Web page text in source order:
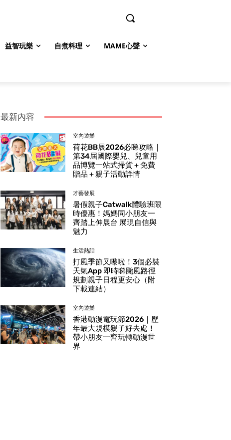
益智玩樂 自煮料理 MAME心聲
最新內容
室內遊樂
荷花BB展2026必睇攻略｜
第34屆國際嬰兒、兒童用
品博覽一站式掃貨＋免費
贈品＋親子活動詳情
才藝發展
暑假親子Catwalk體驗班限
時優惠！媽媽同小朋友一
齊踏上伸展台 展現自信與
魅力
生活熱話
打風季節又嚟啦！3個必裝
天氣App 即時睇颱風路徑
規劃親子日程更安心（附
下載連結）
室內遊樂
香港動漫電玩節2026｜歷
年最大規模親子好去處！
帶小朋友一齊玩轉動漫世
界